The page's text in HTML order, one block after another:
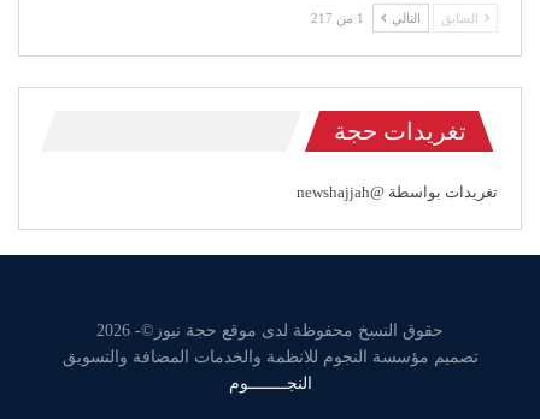
السابق التالي 1 من 217
تغريدات حجة
تغريدات بواسطة @newshajjah
حقوق النسخ محفوظة لدى موقع حجة نيوز©- 2026
تصميم مؤسسة النجوم للانظمة والخدمات المضافة والتسويق
النجــــــــوم